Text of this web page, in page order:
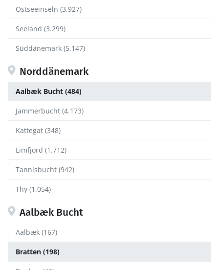
Ostseeinseln (3.927)
Seeland (3.299)
Süddänemark (5.147)
Norddänemark
Aalbæk Bucht (484)
Jammerbucht (4.173)
Kattegat (348)
Limfjord (1.712)
Tannisbucht (942)
Thy (1.054)
Aalbæk Bucht
Aalbæk (167)
Bratten (198)